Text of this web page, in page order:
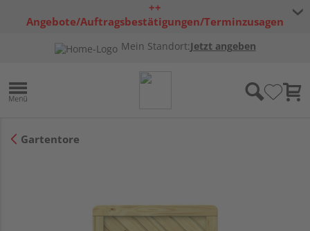
++
Angebote/Auftragsbestätigungen/Terminzusagen
Mein Standort:Jetzt angeben
Gartentore